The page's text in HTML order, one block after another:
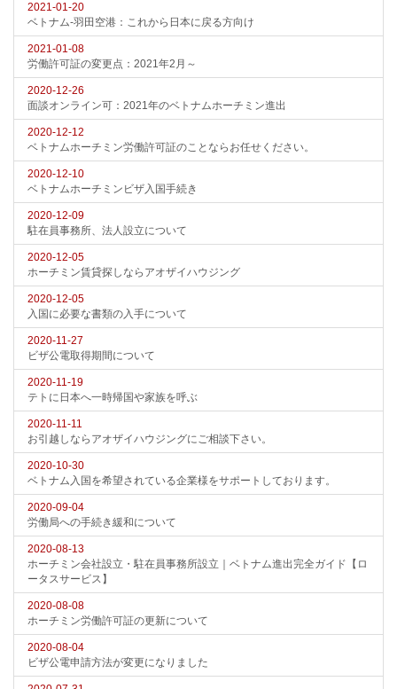
2021-01-20
ベトナム-羽田空港：これから日本に戻る方向け
2021-01-08
労働許可証の変更点：2021年2月～
2020-12-26
面談オンライン可：2021年のベトナムホーチミン進出
2020-12-12
ベトナムホーチミン労働許可証のことならお任せください。
2020-12-10
ベトナムホーチミンビザ入国手続き
2020-12-09
駐在員事務所、法人設立について
2020-12-05
ホーチミン賃貸探しならアオザイハウジング
2020-12-05
入国に必要な書類の入手について
2020-11-27
ビザ公電取得期間について
2020-11-19
テトに日本へ一時帰国や家族を呼ぶ
2020-11-11
お引越しならアオザイハウジングにご相談下さい。
2020-10-30
ベトナム入国を希望されている企業様をサポートしております。
2020-09-04
労働局への手続き緩和について
2020-08-13
ホーチミン会社設立・駐在員事務所設立｜ベトナム進出完全ガイド【ロ
ータスサービス】
2020-08-08
ホーチミン労働許可証の更新について
2020-08-04
ビザ公電申請方法が変更になりました